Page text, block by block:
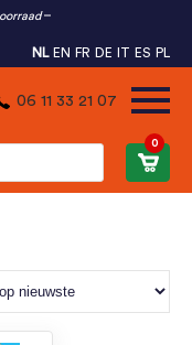
NL EN FR DE IT ES PL
06 11 33 21 07
0